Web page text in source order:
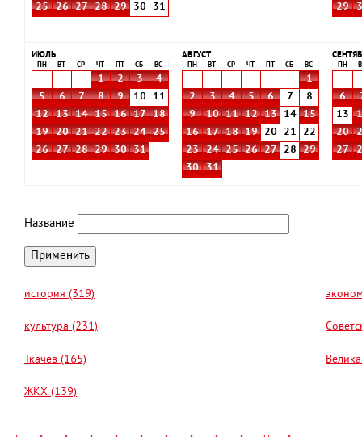
25
26 27 28 29 30 31
29
ИЮЛЬ
ПН ВТ СР ЧТ СБ ВС
1 2 3
4
5
6 7 8 9 10
11
12
13 14 15 16 17
18
19
20 21 22 23 24
25
26
27 28 29 30 31
АВГУСТ
ПН ВТ СР ЧТ СБ ВС
1
2
3 4 5 6 7
8
9
10 11 12 13 14
15
16
17 18 19 20 21
22
23
24 25 26 27 28
29
30
31
ПН
6
13
20
27
Название
история (319)
культура (231)
Ткачев (165)
ЖКХ (139)